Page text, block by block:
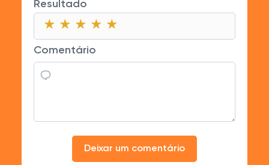
Resultado
★
★ ★
★ ★ ★
★ ★ ★ ★
★ ★ ★ ★ ★
Comentário
Deixar um comentário